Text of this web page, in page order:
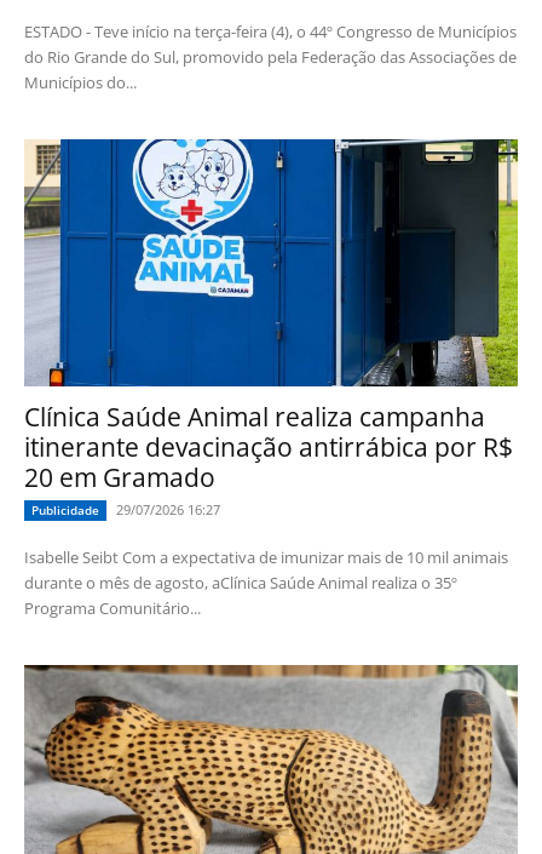
ESTADO - Teve início na terça-feira (4), o 44º Congresso de Municípios
do Rio Grande do Sul, promovido pela Federação das Associações de
Municípios do...
Clínica Saúde Animal realiza campanha
itinerante devacinação antirrábica por R$
20 em Gramado
Publicidade 29/07/2026 16:27
Isabelle Seibt Com a expectativa de imunizar mais de 10 mil animais
durante o mês de agosto, aClínica Saúde Animal realiza o 35º
Programa Comunitário...